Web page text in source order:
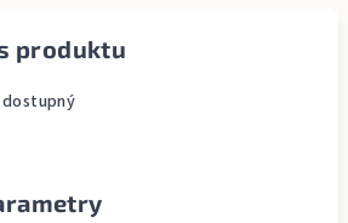
produktu